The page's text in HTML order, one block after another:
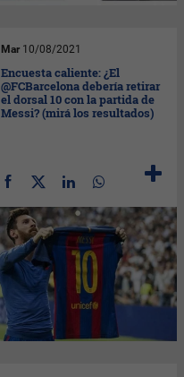
Mar 10/08/2021
Encuesta caliente: ¿El
@FCBarcelona debería retirar
el dorsal 10 con la partida de
Messi? (mirá los resultados)